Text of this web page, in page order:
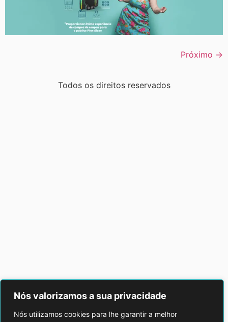
Nós valorizamos a sua privacidade
Nós utilizamos cookies para lhe garantir a melhor
Próximo →
Todos os direitos reservados